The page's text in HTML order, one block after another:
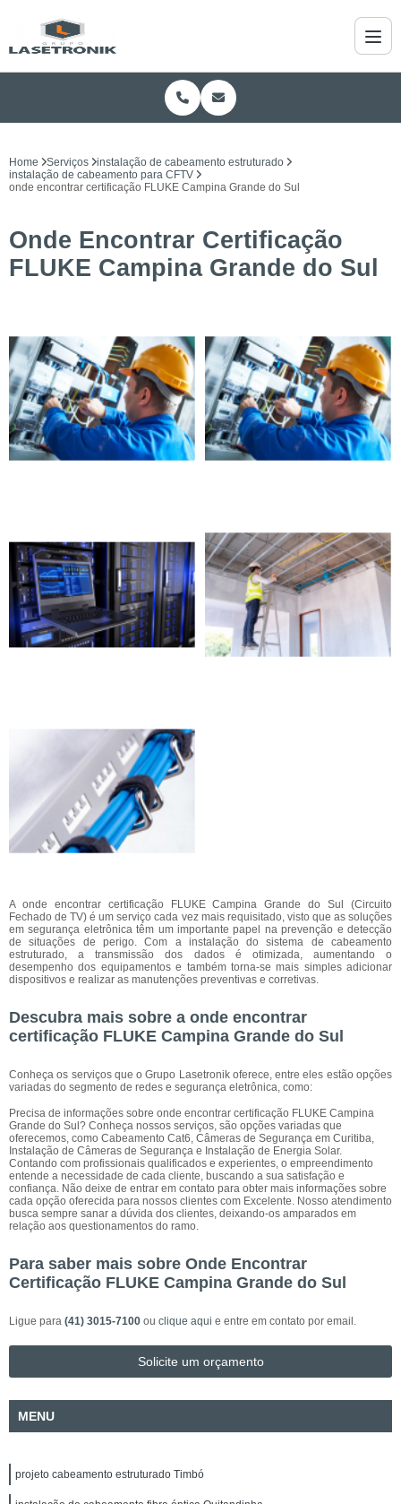
Home Serviços
instalação de cabeamento estruturado
instalação de cabeamento para CFTV
onde encontrar certificação FLUKE Campina Grande do Sul
Onde Encontrar Certificação
FLUKE Campina Grande do Sul
A onde encontrar certificação FLUKE Campina Grande do Sul (Circuito
Fechado de TV) é um serviço cada vez mais requisitado, visto que as soluções
em segurança eletrônica têm um importante papel na prevenção e detecção
de situações de perigo. Com a instalação do sistema de cabeamento
estruturado, a transmissão dos dados é otimizada, aumentando o
desempenho dos equipamentos e também torna-se mais simples adicionar
dispositivos e realizar as manutenções preventivas e corretivas.
Descubra mais sobre a onde encontrar
certificação FLUKE Campina Grande do Sul
Conheça os serviços que o Grupo Lasetronik oferece, entre eles estão opções
variadas do segmento de redes e segurança eletrônica, como:
Precisa de informações sobre onde encontrar certificação FLUKE Campina
Grande do Sul? Conheça nossos serviços, são opções variadas que
oferecemos, como Cabeamento Cat6, Câmeras de Segurança em Curitiba,
Instalação de Câmeras de Segurança e Instalação de Energia Solar.
Contando com profissionais qualificados e experientes, o empreendimento
entende a necessidade de cada cliente, buscando a sua satisfação e
confiança. Não deixe de entrar em contato para obter mais informações sobre
cada opção oferecida para nossos clientes com Excelente. Nosso atendimento
busca sempre sanar a dúvida dos clientes, deixando-os amparados em
relação aos questionamentos do ramo.
Para saber mais sobre Onde Encontrar
Certificação FLUKE Campina Grande do Sul
Ligue para (41) 3015-7100 ou clique aqui e entre em contato por email.
Solicite um orçamento
MENU
projeto cabeamento estruturado Timbó